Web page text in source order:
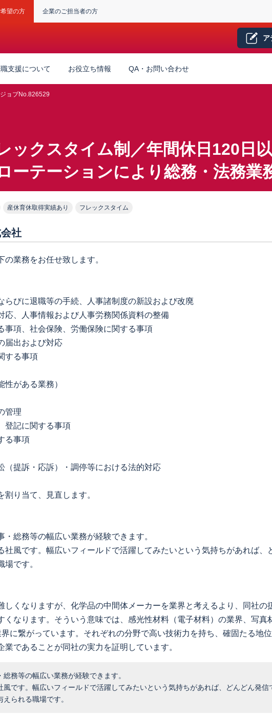
望の方 企業のご担当者の方
ア
支援について お役立ち情報 QA・お問い合わせ
ジョブNo.826529
ックスタイム制／年間休日120日
ーテーションにより総務・法務業
産休育休取得実績あり フレックスタイム
社
業務をお任せ致します。
らびに退職等の手続、人事諸制度の新設および改廃
応、人事情報および人事労務関係資料の整備
事項、社会保険、労働保険に関する事項
届出および対応
する事項
性がある業務）
管理
登記に関する事項
る事項
（提訴・応訴）・調停等における法的対応
り当て、見直します。
・総務等の幅広い業務が経験できます。
社風です。幅広いフィールドで活躍してみたいという気持ちがあれば
です。
くなりますが、化学品の中間体メーカーを業界と考えるより、同社の
くなります。そういう意味では、感光性材料（電子材料）の業界、写
に繋がっています。それぞれの分野で高い技術力を持ち、確固たる地
であることが同社の実力を証明しています。
務等の幅広い業務が経験できます。
風です。幅広いフィールドで活躍してみたいという気持ちがあれば、どんどん発
られる職場です。